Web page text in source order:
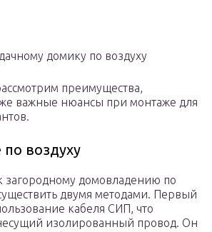
домику по воздуху
преимущества,
важные нюансы при монтаже для
воздуху
загородному домовладению по
двумя методами. Первый
кабеля СИП, что
изолированный провод. Он